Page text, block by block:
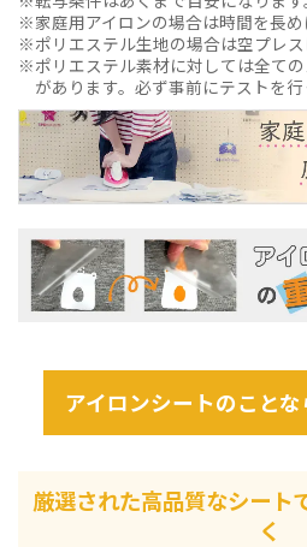
家庭用アイロンの場合は時間を長め
ポリエステル生地の場合は空プレス
ポリエステル素材に対しては全て
があります。必ず事前にテストを行
アイロンシートのことな
厳選された高品質なシート
く